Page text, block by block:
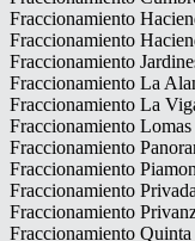
Fraccionamiento
Fraccionamiento
Fraccionamiento
Fraccionamiento La
Fraccionamiento La
Fraccionamiento
Fraccionamiento
Fraccionamiento
Fraccionamiento
Fraccionamiento
Fraccionamiento